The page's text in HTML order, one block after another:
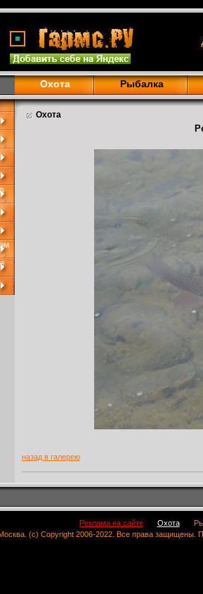
Охота Рыбалка
Охота
назад в галерею
Реклама на сайте Охота
(c) Copyright 2006-2022. Все права защищены.